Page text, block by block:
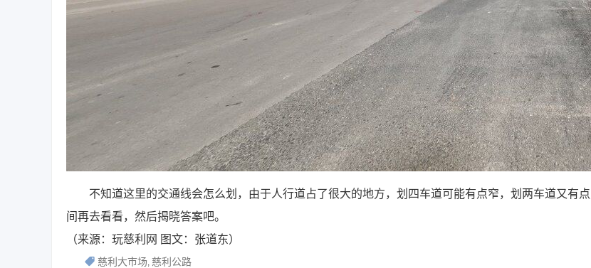
不知道这里的交通线会怎么划，由于人行道占了很大的地方，划四车道可能有点窄，划两车道又有
间再去看看，然后揭晓答案吧。
（来源：玩慈利网 图文：张道东）
慈利大市场, 慈利公路